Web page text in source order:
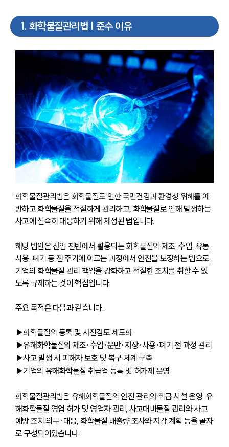
1 . 화학물질관리법 | 준수 이유
화학물질관리법은 화학물질로 인한 국민건강과 환경상 위해를 예
방하고 화학물질을 적절하게 관리하고, 화학물질로 인해 발생하는
사고에 신속히 대응하기 위해 제정된 법입니다.
해당 법안은 산업 전반에서 활용되는 화학물질의 제조, 수입, 유통,
사용, 폐기 등 전 주기에 이르는 과정에서 안전을 보장하는 법으로,
기업의 화학물질 관리 책임을 강화하고 적절한 조치를 취할 수 있
도록 규제하는 것이 핵심입니다.
주요 목적은 다음과 같습니다.
▶화학물질의 등록 및 사전검토 제도화
▶유해화학물질의 제조·수입·운반·저장·사용·폐기 전 과정 관리
▶사고 발생 시 피해자 보호 및 복구 체계 구축
▶기업의 유해화학물질 취급업 등록 및 허가제 운영
화학물질관리법은 유해화학물질의 안전 관리와 취급 시설 운영, 유
해화학물질 영업 허가 및 영업자 관리, 사고대비물질 관리와 사고
예방 조치 의무·대응, 화학물질 배출량 조사와 저감 계획 등을 골자
로 구성되어있습니다.